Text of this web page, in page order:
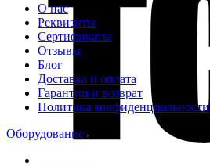
О нас
Реквизиты
Сертификаты
Отзывы
Блог
Доставка и оплата
Гарантии и возврат
Политика конфиденциальности
Оборудование